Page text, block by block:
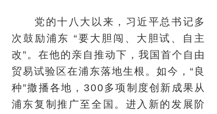
党的十八大以来，习近平总书记多
次鼓励浦东 “要大胆闯、大胆试、自主
改”。在他的亲自推动下，我国首个自由
贸易试验区在浦东落地生根。如今，“良
种”撒播各地，300多项制度创新成果从
浦东复制推广至全国。进入新的发展阶